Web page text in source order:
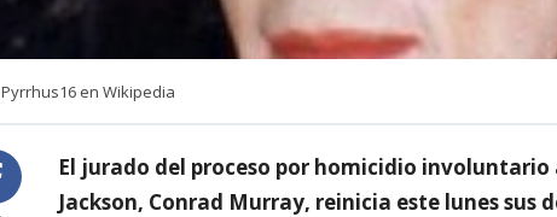
Pyrrhus16 en Wikipedia
El jurado del proceso por homicidio involuntario
Jackson, Conrad Murray, reinicia este lunes sus